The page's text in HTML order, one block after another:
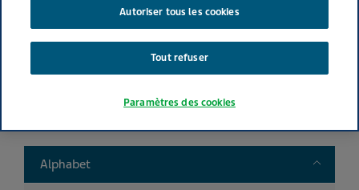
Search
Filtres clairs
Alphabet Toggle
Autoriser tous les cookies
Tout refuser
Paramètres des cookies